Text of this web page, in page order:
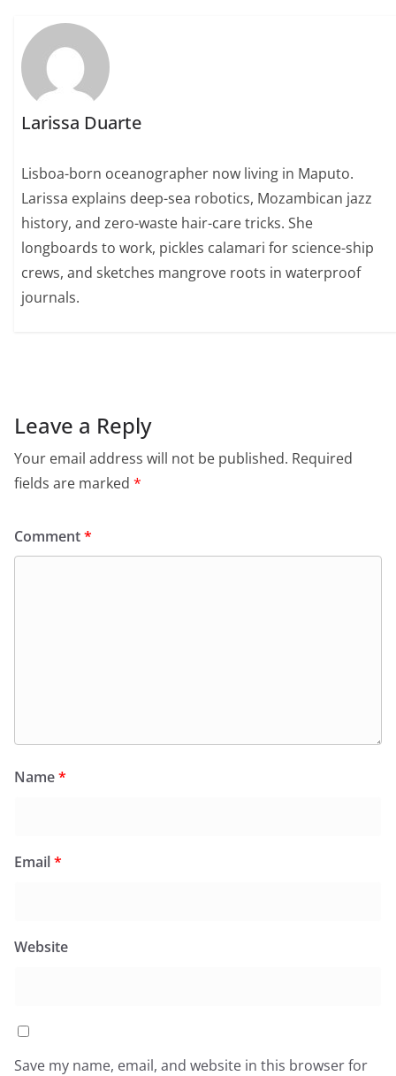
Larissa Duarte
Lisboa-born oceanographer now living in Maputo.
Larissa explains deep-sea robotics, Mozambican jazz
history, and zero-waste hair-care tricks. She
longboards to work, pickles calamari for science-ship
crews, and sketches mangrove roots in waterproof
journals.
Leave a Reply
Your email address will not be published. Required
fields are marked *
Comment*
Name*
Email*
Website
Save my name, email, and website in this browser for